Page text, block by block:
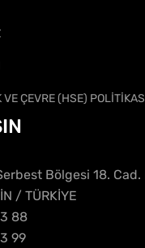
ÇEVRE (HSE)
Bölgesi 18.
/ TÜRKİYE
88
99